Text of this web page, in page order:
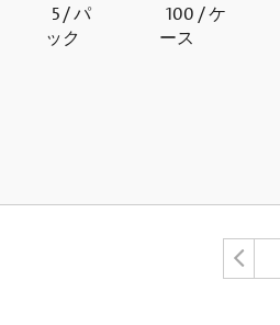
5 / パ
ック
100 / ケ
ース